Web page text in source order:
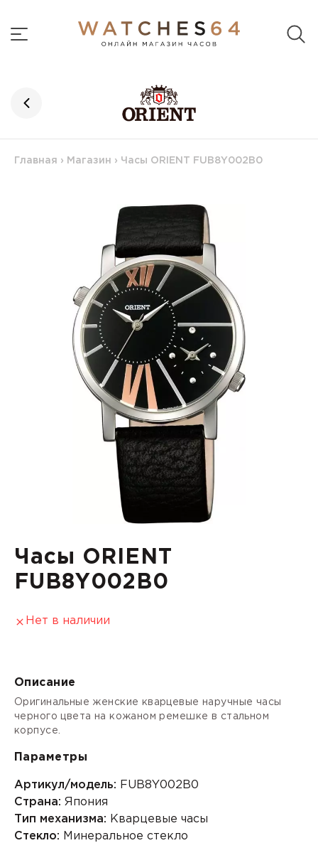
Главная › Магазин › Часы ORIENT FUB8Y002B0
Часы ORIENT
FUB8Y002B0
Нет в наличии
Описание
Оригинальные женские кварцевые наручные часы
черного цвета на кожаном ремешке в стальном
корпусе.
Параметры
Артикул/модель: FUB8Y002B0
Страна: Япония
Тип механизма: Кварцевые часы
Стекло: Минеральное стекло